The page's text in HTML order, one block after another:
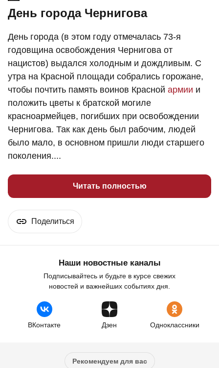
День города Чернигова
День города (в этом году отмечалась 73-я
годовщина освобождения Чернигова от
нацистов) выдался холодным и дождливым. С
утра на Красной площади собрались горожане,
чтобы почтить память воинов Красной армии и
положить цветы к братской могиле
красноармейцев, погибших при освобождении
Чернигова. Так как день был рабочим, людей
было мало, в основном пришли люди старшего
поколения....
Читать полностью
Поделиться
Наши новостные каналы
Подписывайтесь и будьте в курсе свежих
новостей и важнейших событиях дня.
ВКонтакте Дзен Одноклассники
Рекомендуем для вас